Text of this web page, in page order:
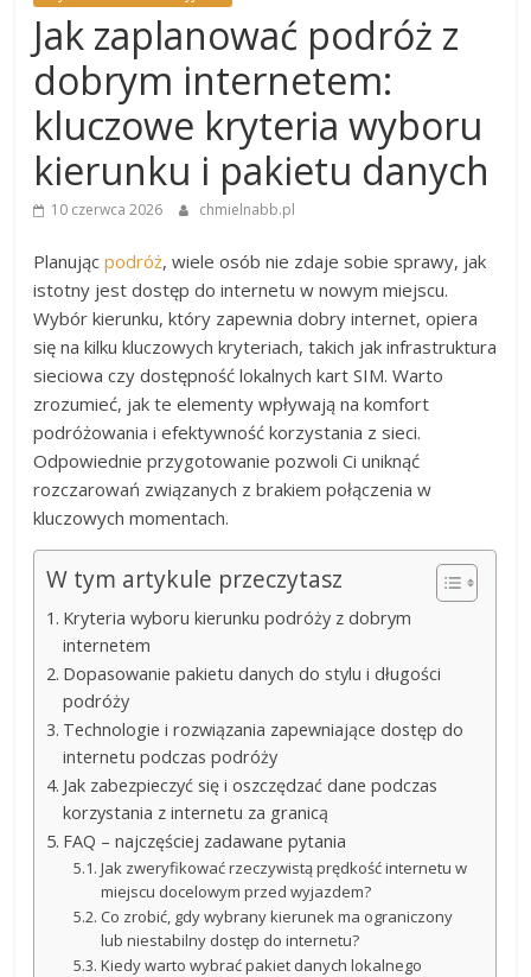
Jak zaplanować podróż z
dobrym internetem:
kluczowe kryteria wyboru
kierunku i pakietu danych
10 czerwca 2026 chmielnabb.pl
Planującpodróż, wiele osób nie zdaje sobie sprawy, jak
istotny jest dostęp do internetu w nowym miejscu.
Wybór kierunku, który zapewnia dobry internet, opiera
się na kilku kluczowych kryteriach, takich jak infrastruktura
sieciowa czy dostępność lokalnych kart SIM. Warto
zrozumieć, jak te elementy wpływają na komfort
podróżowania i efektywność korzystania z sieci.
Odpowiednie przygotowanie pozwoli Ci uniknąć
rozczarowań związanych z brakiem połączenia w
kluczowych momentach.
W tym artykule przeczytasz
Kryteria wyboru kierunku podróży z dobrym
internetem
Dopasowanie pakietu danych do stylu i długości
podróży
Technologie i rozwiązania zapewniające dostęp do
internetu podczas podróży
Jak zabezpieczyć się i oszczędzać dane podczas
korzystania z internetu za granicą
FAQ – najczęściej zadawane pytania
Jak zweryfikować rzeczywistą prędkość internetu w
miejscu docelowym przed wyjazdem?
Co zrobić, gdy wybrany kierunek ma ograniczony
lub niestabilny dostęp do internetu?
Kiedy warto wybrać pakiet danych lokalnego